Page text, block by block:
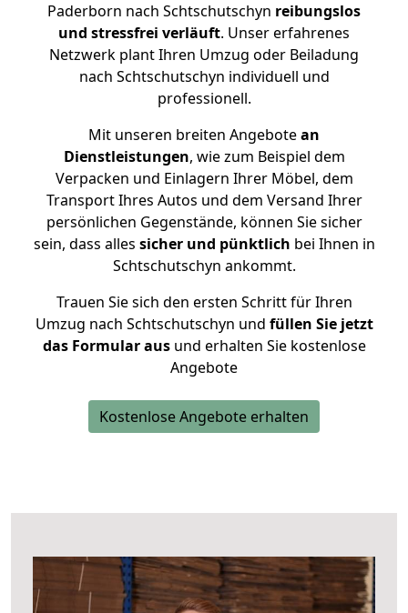
Paderborn nach Schtschutschyn reibungslos
und stressfrei verläuft. Unser erfahrenes
Netzwerk plant Ihren Umzug oder Beiladung
nach Schtschutschyn individuell und
professionell.
Mit unseren breiten Angebotean
Dienstleistungen, wie zum Beispiel dem
Verpacken und Einlagern Ihrer Möbel, dem
Transport Ihres Autos und dem Versand Ihrer
persönlichen Gegenstände, können Sie sicher
sein, dass alles sicher und pünktlich bei Ihnen in
Schtschutschyn ankommt.
Trauen Sie sich den ersten Schritt für Ihren
Umzug nach Schtschutschyn und füllen Sie jetzt
das Formular ausund erhalten Sie kostenlose
Angebote
Kostenlose Angebote erhalten